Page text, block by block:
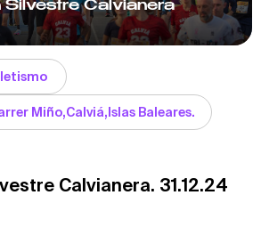
Silvestre Calvianera
Miño,Calviá,Islas Baleares.
Calvianera. 31.12.24